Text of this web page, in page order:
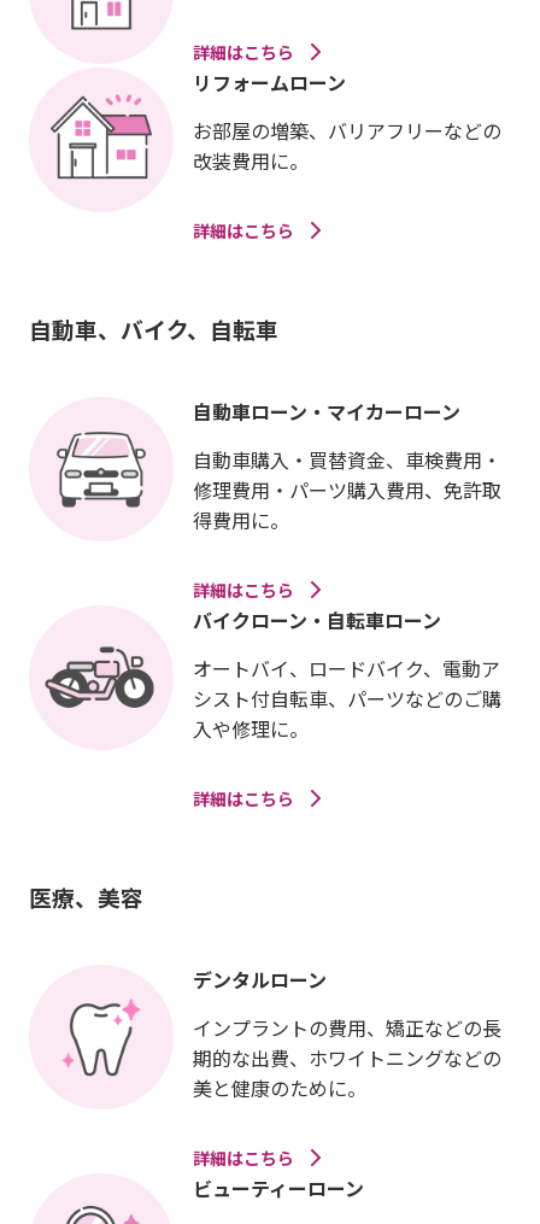
詳細はこちら
リフォームローン
お部屋の増築、バリアフリーなどの
改装費用に。
詳細はこちら
自動車、バイク、自転車
自動車ローン・マイカーローン
自動車購入・買替資金、車検費用・
修理費用・パーツ購入費用、免許取
得費用に。
詳細はこちら
バイクローン・自転車ローン
オートバイ、ロードバイク、電動ア
シスト付自転車、パーツなどのご購
入や修理に。
詳細はこちら
医療、美容
デンタルローン
インプラントの費用、矯正などの長
期的な出費、ホワイトニングなどの
美と健康のために。
詳細はこちら
ビューティーローン